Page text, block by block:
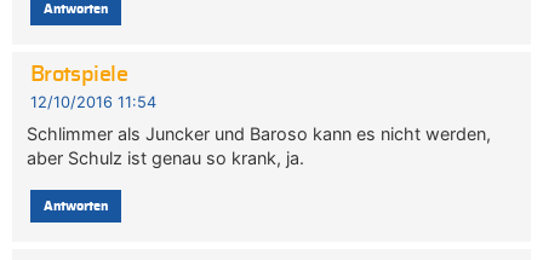
Antworten
Brotspiele
12/10/2016 11:54
Schlimmer als Juncker und Baroso kann es nicht werden,
aber Schulz ist genau so krank, ja.
Antworten